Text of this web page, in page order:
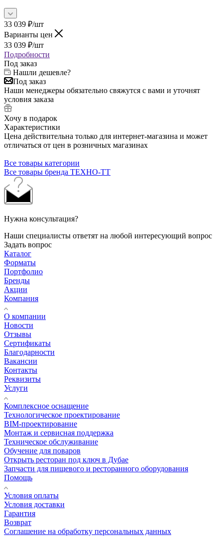
33 039 ₽/шт
Варианты цен
33 039 ₽/шт
Подробности
Под заказ
Нашли дешевле?
Под заказ
Наши менеджеры обязательно свяжутся с вами и уточнят
условия заказа
Хочу в подарок
Характеристики
Цена действительна только для интернет-магазина и может
отличаться от цен в розничных магазинах
Все товары категории
Все товары бренда ТЕХНО-ТТ
Нужна консультация?
Наши специалисты ответят на любой интересующий вопрос
Задать вопрос
Каталог
Форматы
Портфолио
Бренды
Акции
Компания
О компании
Новости
Отзывы
Сертификаты
Благодарности
Вакансии
Контакты
Реквизиты
Услуги
Комплексное оснащение
Технологическое проектирование
BIM-проектирование
Монтаж и сервисная поддержка
Техническое обслуживание
Обучение для поваров
Открыть ресторан под ключ в Дубае
Запчасти для пищевого и ресторанного оборудования
Помощь
Условия оплаты
Условия доставки
Гарантия
Возврат
Соглашение на обработку персональных данных